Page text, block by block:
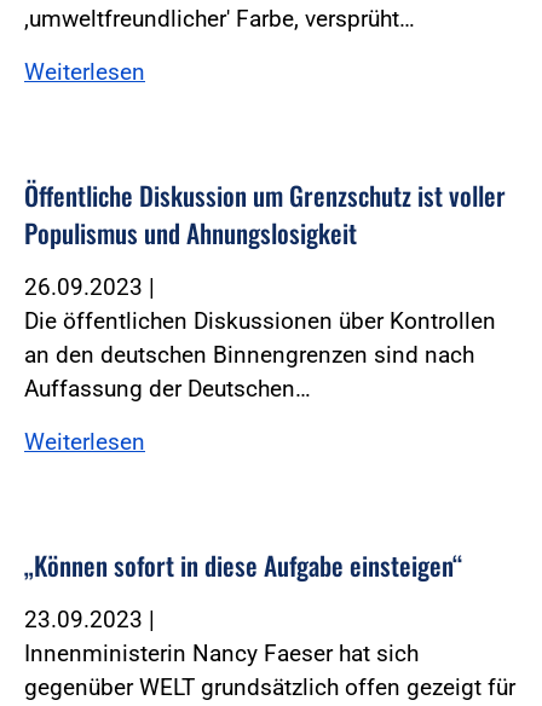
,umweltfreundlicher' Farbe, versprüht…
Weiterlesen
Öffentliche Diskussion um Grenzschutz ist voller
Populismus und Ahnungslosigkeit
26.09.2023 |
Die öffentlichen Diskussionen über Kontrollen
an den deutschen Binnengrenzen sind nach
Auffassung der Deutschen…
Weiterlesen
„Können sofort in diese Aufgabe einsteigen“
23.09.2023 |
Innenministerin Nancy Faeser hat sich
gegenüber WELT grundsätzlich offen gezeigt für